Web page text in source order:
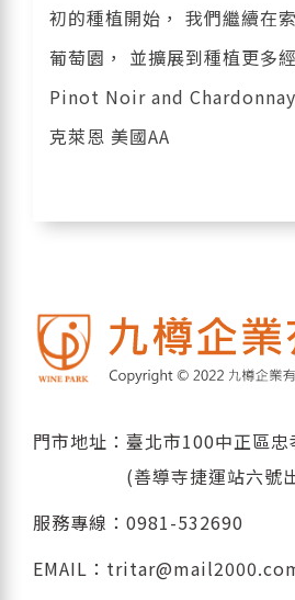
初的種植開始， 我們繼續在
葡萄園， 並擴展到種植更多
Pinot Noir and
克萊恩 美國AA
門市地址：臺北市100中正區
(善導寺捷運站六號
服務專線： 0981-532690
EMAIL：